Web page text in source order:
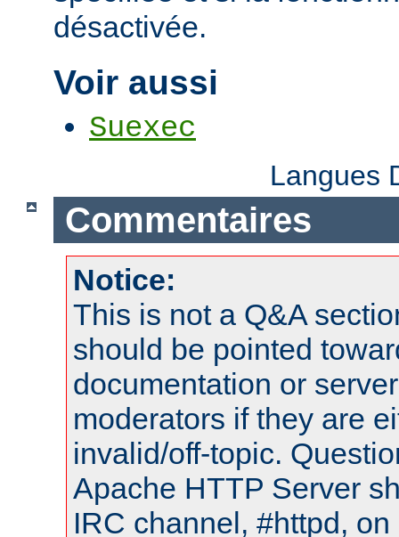
désactivée.
Voir aussi
Suexec
Langues
Commentaires
Notice:
This is not a Q&A
should be pointed
documentation or
moderators if they are
invalid/off-topic.
Apache HTTP Server
IRC channel, #httpd,